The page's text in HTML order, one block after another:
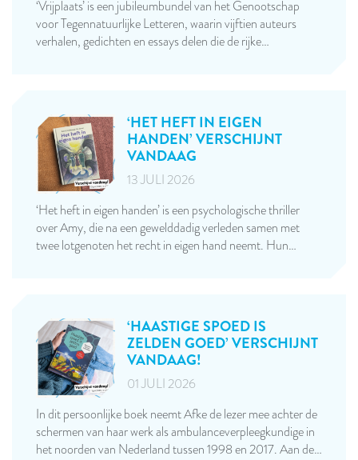
‘Vrijplaats’ is een jubileumbundel van het Genootschap
voor Tegennatuurlijke Letteren, waarin vijftien auteurs
verhalen, gedichten en essays delen die de rijke…
‘HET HEFT IN EIGEN
HANDEN’ VERSCHIJNT
VANDAAG
13 JULI 2026
‘Het heft in eigen handen’ is een psychologische thriller
over Amy, die na een gewelddadig verleden samen met
twee lotgenoten het recht in eigen hand neemt. Hun…
‘HAASTIGE SPOED IS
ZELDEN GOED’ VERSCHIJNT
VANDAAG!
01 JULI 2026
In dit persoonlijke boek neemt Afke de lezer mee achter de
schermen van haar werk als ambulanceverpleegkundige in
het noorden van Nederland tussen 1998 en 2017. Aan de…